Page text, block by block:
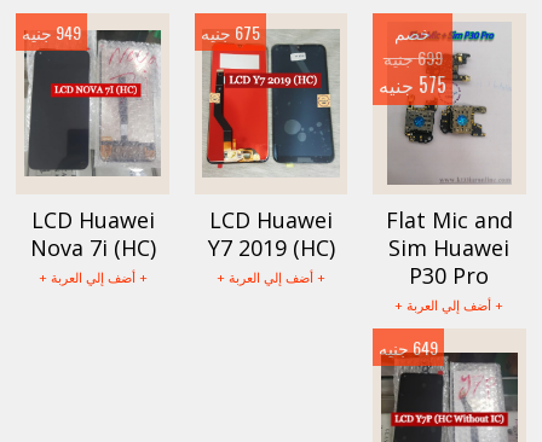
Flat Mic and
Sim Huawei
P30 Pro
+ أضف إلي العربة +
خصم
699 جنيه
575 جنيه
LCD Huawei
Y7 2019 (HC)
+ أضف إلي العربة +
675 جنيه
LCD Huawei
Nova 7i (HC)
+ أضف إلي العربة +
949 جنيه
649 جنيه